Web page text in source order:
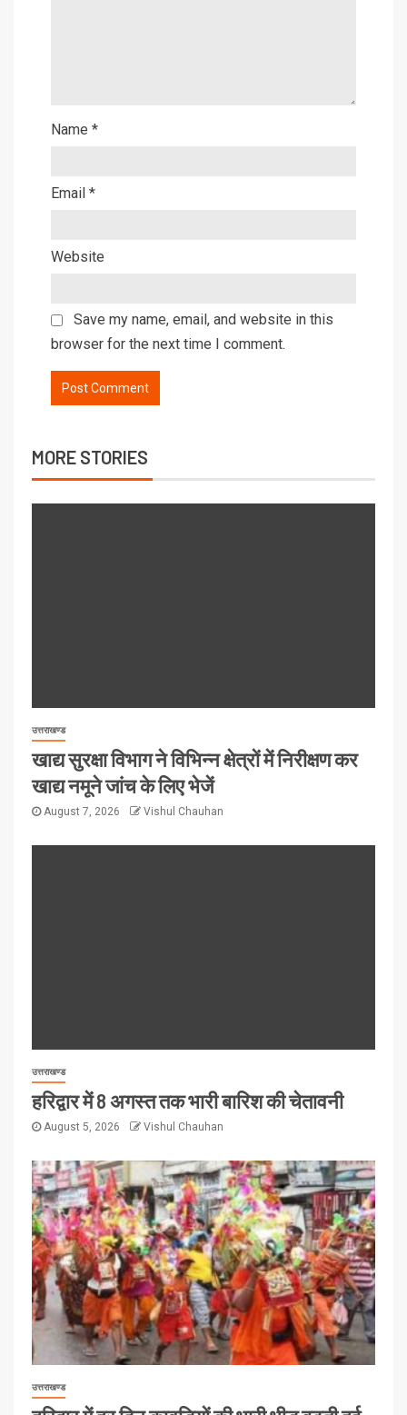
Name *
Email *
Website
Save my name, email, and website in this
browser for the next time I comment.
MORE STORIES
उत्तराखण्ड
खाद्य सुरक्षा विभाग ने विभिन्न क्षेत्रों में निरीक्षण कर
खाद्य नमूने जांच के लिए भेजें
August 7, 2026 Vishul Chauhan
उत्तराखण्ड
हरिद्वार में 8 अगस्त तक भारी बारिश की चेतावनी
August 5, 2026 Vishul Chauhan
उत्तराखण्ड